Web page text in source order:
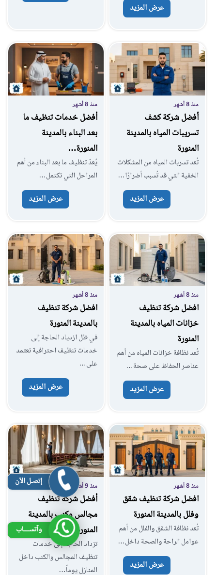
عرض المزيد
منذ 8 أشهر
أفضل شركة كشف
تسريبات المياه بالمدينة
المنورة
تُعد تسربات المياه من المشكلات
الخفية التي قد تُسبب أضرارًا…
عرض المزيد
منذ 8 أشهر
أفضل خدمات تنظيف ما
بعد البناء بالمدينة
المنورة…
يُعدّ تنظيف ما بعد البناء من أهم
المراحل التي تكتمل…
عرض المزيد
منذ 8 أشهر
افضل شركة تنظيف
خزانات المياه بالمدينة
المنورة
تُعد نظافة خزانات المياه من أهم
عناصر الحفاظ على صحة…
عرض المزيد
منذ 8 أشهر
افضل شركة تنظيف
بالمدينة المنورة
في ظل ازدياد الحاجة إلى
خدمات تنظيف احترافية تعتمد
على…
عرض المزيد
منذ 8 أشهر
افضل شركة تنظيف شقق
وفلل بالمدينة المنورة
تُعد نظافة الشقق والفلل من أهم
عوامل الراحة والصحة داخل…
عرض المزيد
منذ 9 أشهر
أفضل شركة تنظيف
مجالس وكنب بالمدينة
المنورة
تزداد الحاجة إلى خدمات
تنظيف المجالس والكنب داخل
المنازل يوماً…
إتصـل الآن
وآتســــاب